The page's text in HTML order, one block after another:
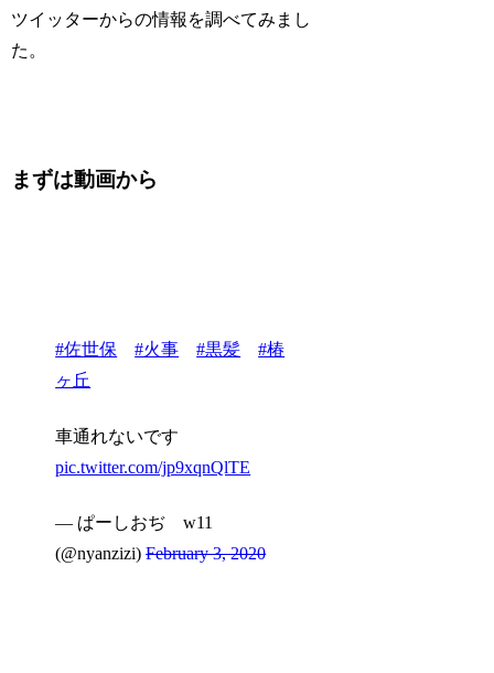
ツイッターからの情報を調べてみまし
た。
まずは動画から
#佐世保 #火事 #黒髪
#椿
ヶ丘
車通れないです
pic.twitter.com/jp9xqnQlTE
— ぱーしおぢ w11
(@nyanzizi)February 3, 2020